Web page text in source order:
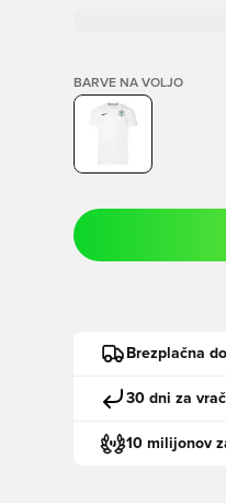
BARVE NA VOLJO
Brezplačna
30 dni za
10 milijonov